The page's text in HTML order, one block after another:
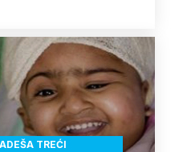
TREĆI